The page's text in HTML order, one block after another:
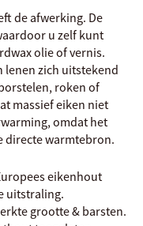
de afwerking. De
u zelf kunt
olie of vernis.
lenen zich uitstekend
roken of
massief eiken niet
omdat het
directe warmtebron.
eikenhout
uitstraling.
grootte & barsten.